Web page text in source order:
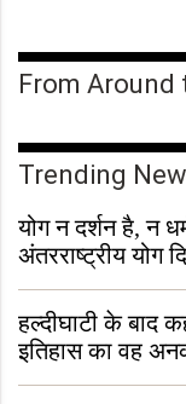
From Around
Trending
योग न दर्शन है, न
अंतरराष्ट्रीय योग
हल्दीघाटी के बाद
इतिहास का वह
जीवित है